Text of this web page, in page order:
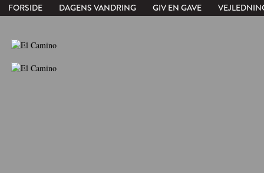
FORSIDE DAGENS VANDRING GIV EN GAVE